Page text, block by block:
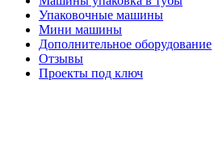
Упаковочные машины
Мини машины
Дополнительное оборудование
Отзывы
Проекты под ключ